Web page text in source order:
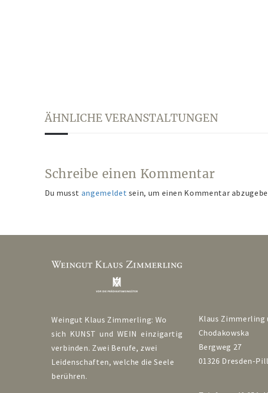
ÄHNLICHE VERANSTALTUNGEN
Schreibe einen Kommentar
Du musst angemeldet sein, um einen Kommentar
Weingut Klaus Zimmerling: Wo
sich KUNST und WEIN einzigartig
verbinden. Zwei Berufe, zwei
Leidenschaften, welche die Seele
berühren.
Klaus Zimmerling
Chodakowska
Bergweg 27
01326 Dresden-